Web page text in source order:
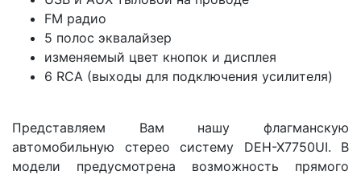
FM радио
5 полос эквалайзер
изменяемый цвет кнопок и дисплея
6 RCA (выходы для подключения усилителя)
Представляем Вам нашу флагманскую
автомобильную стерео систему DEH-X7750UI. В
модели предусмотрена возможность прямого